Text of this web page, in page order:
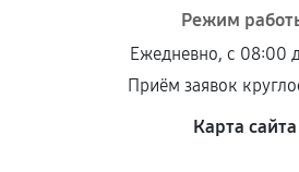
При этом гарантия на сами
продавца. За качество
сервисный центр
Режим
Ежедневно, с 08:00
Приём заявок
Карта сайта